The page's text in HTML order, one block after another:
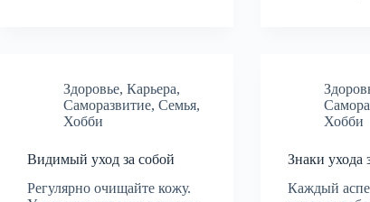
Здоровье, Карьера,
Саморазвитие, Семья,
Хобби
Видимый уход за собой
Регулярно очищайте кожу.
Хобби
Знаки ухода
Каждый